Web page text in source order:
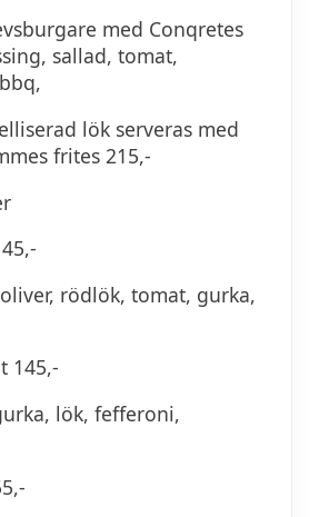
med Conqretes
sallad, tomat,
lök serveras med
frites 215,-
rödlök, tomat, gurka,
145,-
lök, fefferoni,